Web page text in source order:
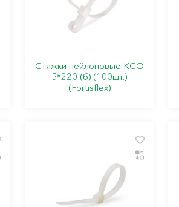
Стяжки нейлоновые КСО
5*220 (б) (100шт.)
(Fortisflex)